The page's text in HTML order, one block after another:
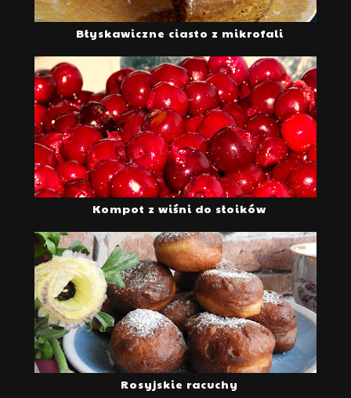
Błyskawiczne ciasto z mikrofali
Kompot z wiśni do słoików
Rosyjskie racuchy